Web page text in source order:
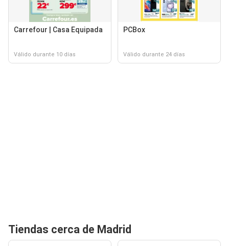
Carrefour | Casa Equipada
Válido durante 10 días
PCBox
Válido durante 24 días
Tiendas cerca de Madrid